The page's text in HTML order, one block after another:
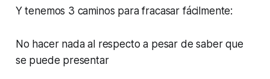
Y tenemos 3 caminos para fracasar fácilmente:
No hacer nada al respecto a pesar de saber que
se puede presentar